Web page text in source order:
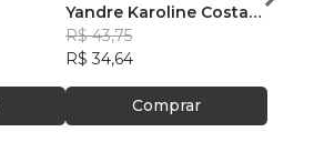
Yandre Karoline Costa
Mourão
R$ 43,75
R$ 34,64
Comprar
R$